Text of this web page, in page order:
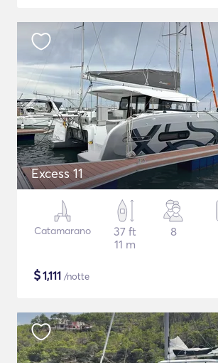
Excess 11
Catamarano
37 ft
11 m
8
$1,111 /notte